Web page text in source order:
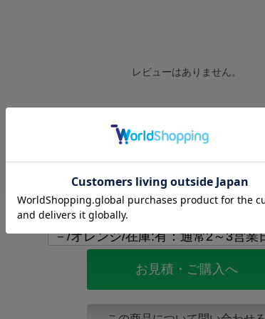
レビューはありません。
レビューを書く
お見積・ご購入へ